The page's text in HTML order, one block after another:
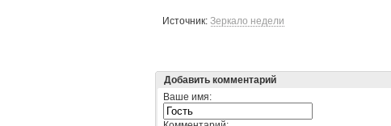
Источник: Зеркало недели
Добавить комментарий
Ваше имя: